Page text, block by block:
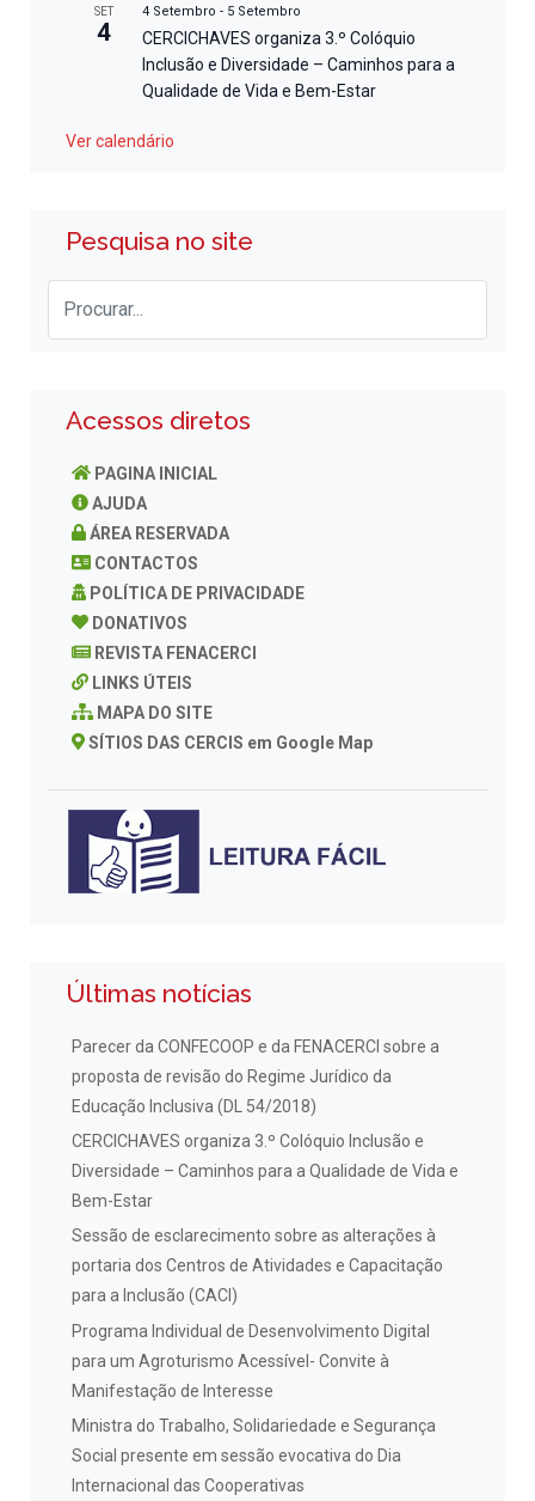
SET
4
4 Setembro - 5 Setembro
CERCICHAVES organiza 3.º Colóquio
Inclusão e Diversidade – Caminhos para a
Qualidade de Vida e Bem-Estar
Ver calendário
Pesquisa no site
Acessos diretos
PAGINA INICIAL
AJUDA
ÁREA RESERVADA
CONTACTOS
POLÍTICA DE PRIVACIDADE
DONATIVOS
REVISTA FENACERCI
LINKS ÚTEIS
MAPA DO SITE
SÍTIOS DAS CERCIS em Google Map
Últimas notícias
Parecer da CONFECOOP e da FENACERCI sobre a
proposta de revisão do Regime Jurídico da
Educação Inclusiva (DL 54/2018)
CERCICHAVES organiza 3.º Colóquio Inclusão e
Diversidade – Caminhos para a Qualidade de Vida e
Bem-Estar
Sessão de esclarecimento sobre as alterações à
portaria dos Centros de Atividades e Capacitação
para a Inclusão (CACI)
Programa Individual de Desenvolvimento Digital
para um Agroturismo Acessível- Convite à
Manifestação de Interesse
Ministra do Trabalho, Solidariedade e Segurança
Social presente em sessão evocativa do Dia
Internacional das Cooperativas